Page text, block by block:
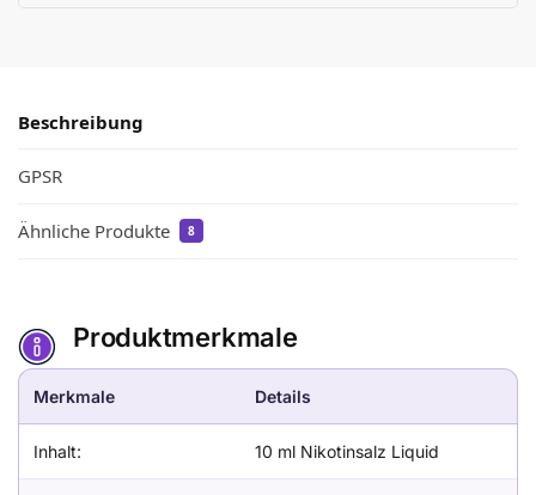
Beschreibung
GPSR
Ähnliche Produkte 8
Produktmerkmale
Merkmale Details
Inhalt: 10 ml Nikotinsalz Liquid